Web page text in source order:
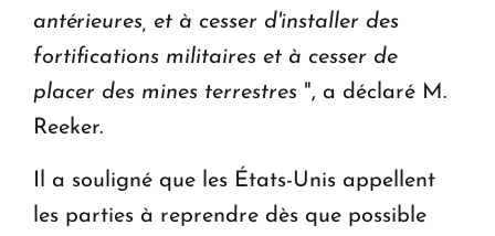
antérieures, et à cesser d'installer des
fortifications militaires et à cesser de
placer des mines terrestres ", a déclaré M.
Reeker.
Il a souligné que les États-Unis appellent
les parties à reprendre dès que possible